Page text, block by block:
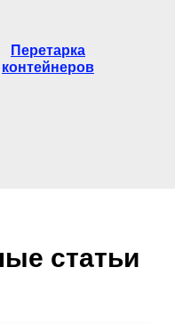
Перетарка
контейнеров
статьи